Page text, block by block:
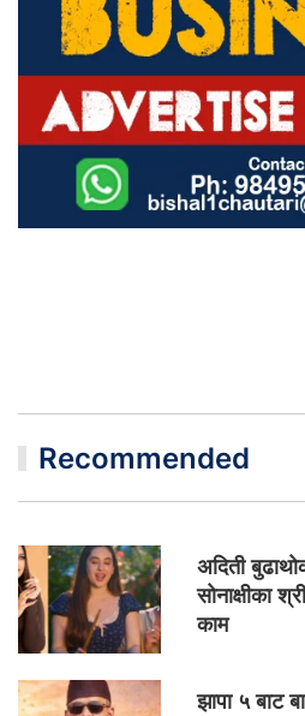
Recommended
अदिती
सोनाक्षीका
काम
झापा ५ बाट